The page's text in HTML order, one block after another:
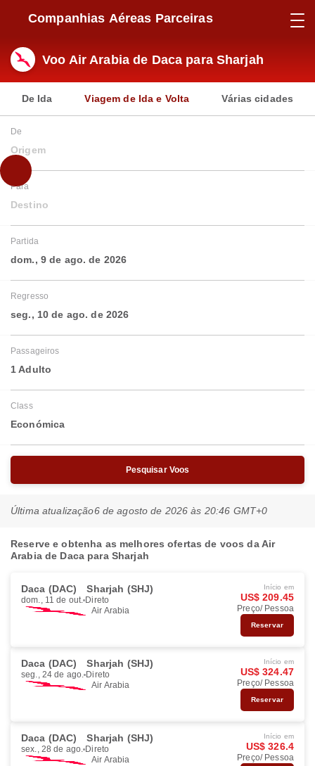
Companhias Aéreas Parceiras
Voo Air Arabia de Daca para Sharjah
De Ida Viagem de Ida e Volta Várias cidades
De
Origem
Para
Destino
Partida
dom., 9 de ago. de 2026
Regresso
seg., 10 de ago. de 2026
Passageiros
1 Adulto
Class
Económica
Pesquisar Voos
Última atualização6 de agosto de 2026 às 20:46 GMT+0
Reserve e obtenha as melhores ofertas de voos da Air
Arabia de Daca para Sharjah
Daca (DAC) Sharjah (SHJ)
dom., 11 de out. Direto
Air Arabia
Início em
US$ 209.45
Preço/ Pessoa
Reservar
Daca (DAC) Sharjah (SHJ)
seg., 24 de ago. Direto
Air Arabia
Início em
US$ 324.47
Preço/ Pessoa
Reservar
Daca (DAC) Sharjah (SHJ)
sex., 28 de ago. Direto
Air Arabia
Início em
US$ 326.4
Preço/ Pessoa